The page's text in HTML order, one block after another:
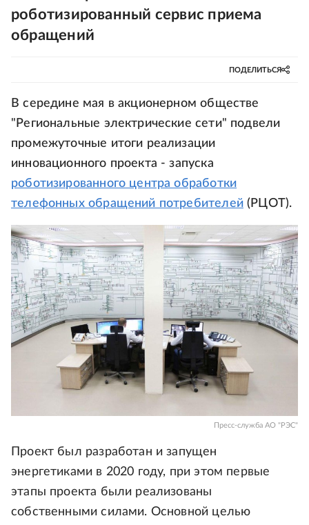
роботизированный сервис приема
обращений
ПОДЕЛИТЬСЯ
В середине мая в акционерном обществе
"Региональные электрические сети" подвели
промежуточные итоги реализации
инновационного проекта - запуска
роботизированного центра обработки
телефонных обращений потребителей(РЦОТ).
Пресс-служба АО "РЭС"
Проект был разработан и запущен
энергетиками в 2020 году, при этом первые
этапы проекта были реализованы
собственными силами. Основной целью